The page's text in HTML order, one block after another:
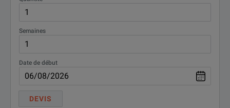
Semaines
Date de début
DEVIS